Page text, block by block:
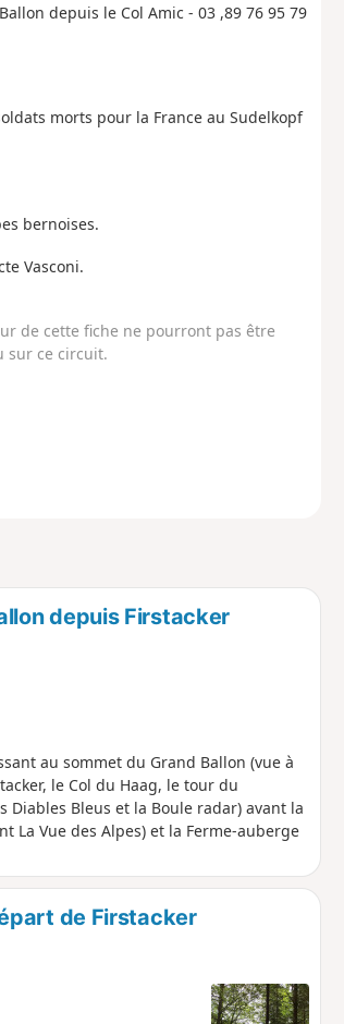
depuis le Col Amic - 03 ,89 76 95 79
morts pour la France au Sudelkopf
bernoises.
Vasconi.
de cette fiche ne pourront pas être
sur ce circuit.
depuis Firstacker
au sommet du Grand Ballon (vue à
le Col du Haag, le tour du
Bleus et la Boule radar) avant la
La Vue des Alpes) et la Ferme-auberge
de Firstacker